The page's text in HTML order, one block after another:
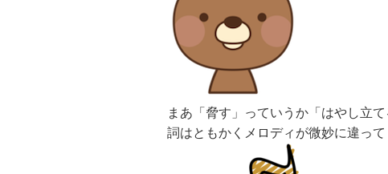
まあ「脅す」っていうか「はやし立
詞はともかくメロディが微妙に違って